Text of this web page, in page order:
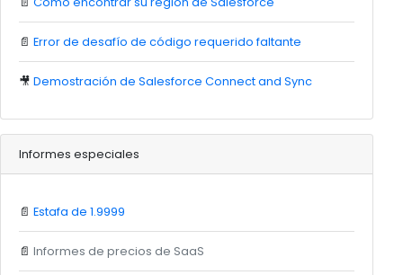
📄 Error de desafío de código requerido faltante
🎥 Demostración de Salesforce Connect and Sync
Informes especiales
📄 Estafa de 1.9999
📄 Informes de precios de SaaS